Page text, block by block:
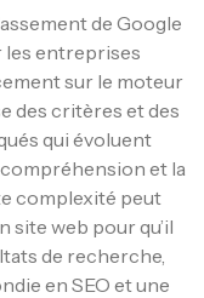
de Google
entreprises
sur le moteur
des critères et des
qui évoluent
et la
complexité peut
site web pour qu’il
de recherche,
en SEO et une